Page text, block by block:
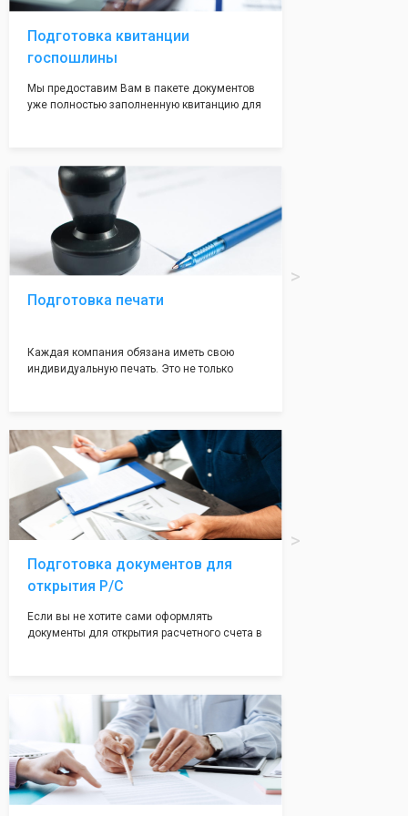
адреса не массовые и очень надежные!
Подготовка квитанции
госпошлины
Мы предоставим Вам в пакете документов
уже полностью заполненную квитанцию для
посредственно в налоговой инспекции при
подаче документов на регистрацию.
Подготовка печати
Каждая компания обязана иметь свою
индивидуальную печать. Это не только
вам поможем с помощью изготовления
печати по индивидуальному эскизу, который
Вы выберете сами из нашего каталога.
Подготовка документов для
открытия Р/С
Если вы не хотите сами оформлять
документы для открытия расчетного счета в
открытия счета, с минимальным затратом
вашего времени и сил!